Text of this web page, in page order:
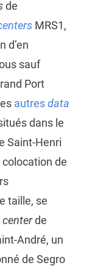
de
MRS1,
d’en
sauf
Port
autresdata
dans le
Saint-Henri
de
taille, se
de
André, un
de Segro